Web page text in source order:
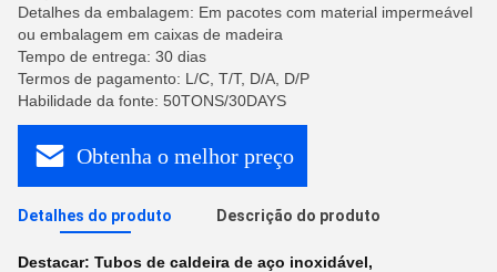
Detalhes da embalagem: Em pacotes com material impermeável
ou embalagem em caixas de madeira
Tempo de entrega: 30 dias
Termos de pagamento: L/C, T/T, D/A, D/P
Habilidade da fonte: 50TONS/30DAYS
Obtenha o melhor preço
Detalhes do produto Descrição do produto
Destacar: Tubos de caldeira de aço inoxidável,